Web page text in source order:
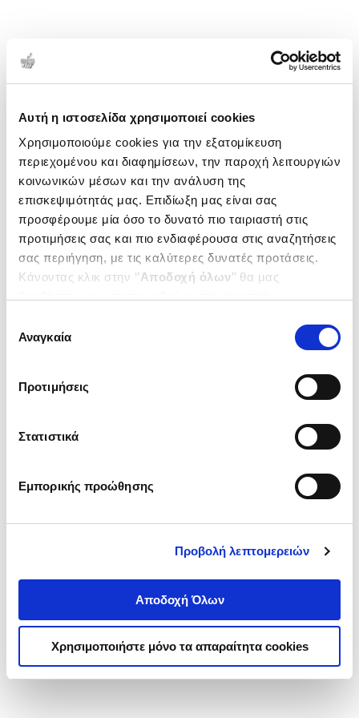
Αυτή η ιστοσελίδα χρησιμοποιεί cookies
Χρησιμοποιούμε cookies για την εξατομίκευση
περιεχομένου και διαφημίσεων, την παροχή λειτουργιών
κοινωνικών μέσων και την ανάλυση της
επισκεψιμότητάς μας. Επιδίωξη μας είναι σας
προσφέρουμε μία όσο το δυνατό πιο ταιριαστή στις
προτιμήσεις σας και πιο ενδιαφέρουσα στις αναζητήσεις
σας περιήγηση, με τις καλύτερες δυνατές προτάσεις.
Κάνοντας κλικ στην ‘’Αποδοχή όλων’’ θα μας
ενδιαφέρουν και να επιλέξετε από τα παρακάτω με την
΄΄και να ενημερωθείτε σχετικά με
συγκατάθεσης
Αναγκαία
Προτιμήσεις
Στατιστικά
Εμπορικής προώθησης
Προβολή λεπτομερειών
Αποδοχή Όλων
Χρησιμοποιήστε μόνο τα απαραίτητα cookies